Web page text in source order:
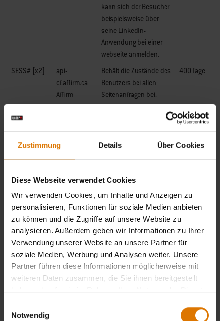
Zustimmung Details Über Cookies
Diese Webseite verwendet Cookies
Wir verwenden Cookies, um Inhalte und Anzeigen zu
personalisieren, Funktionen für soziale Medien anbieten
zu können und die Zugriffe auf unsere Website zu
analysieren. Außerdem geben wir Informationen zu Ihrer
Verwendung unserer Website an unsere Partner für
soziale Medien, Werbung und Analysen weiter. Unsere
Partner führen diese Informationen möglicherweise mit
weiteren Daten zusammen, die Sie ihnen bereitgestellt
Notwendig
kann sich der Besucher
beispielsweise über
seine LinkedIn-
Anwendung bei einer
webseite anmelden.
SESS# [x2]
api-
cf.affirm.ca
Affirm
Behält die Zustände des
Benutzers bei allen
Seitenanfragen bei.
400 Tage
Behält die Zustände des
Seitenanfragen bei.
Sitzung
Affirm
der Website beim
test_cookie Google
Verwendet, um zu
überprüfen, ob der
Browser des Benutzers
Cookies unterstützt.
1 Tag
Präferenzen (8)
Präferenz-Cookies ermöglichen einer Webseite sich an Informationen
zu erinnern, die die Art beeinflussen, wie sich eine Webseite verhält
oder aussieht, wie z. B. Ihre bevorzugte Sprache oder die Region in der